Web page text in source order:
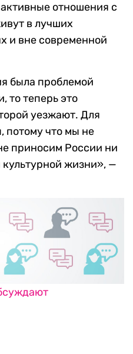
отношения с
в лучших
и вне современной
была проблемой
то теперь это
уезжают. Для
потому что мы не
приносим России ни
жизни», —